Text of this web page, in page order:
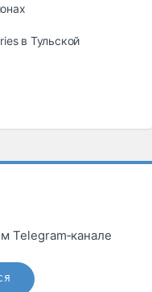
в Тульской
Telegram‑канале